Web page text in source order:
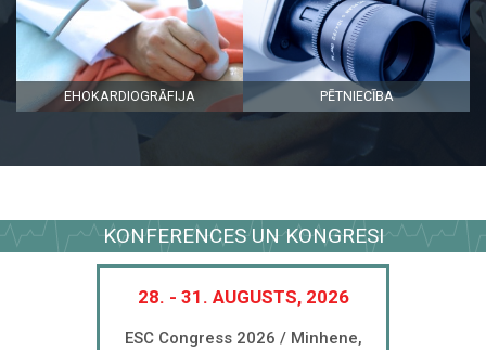
EHOKARDIOGRĀFIJA PĒTNIECĪBA
KONFERENCES UN KONGRESI
28. - 31. AUGUSTS, 2026
ESC Congress 2026 / Minhene,